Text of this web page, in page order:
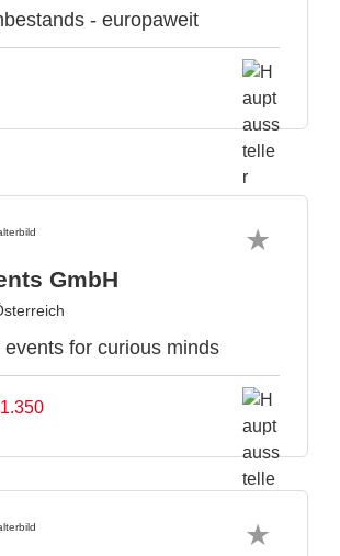
- europaweit
GmbH
events for curious minds